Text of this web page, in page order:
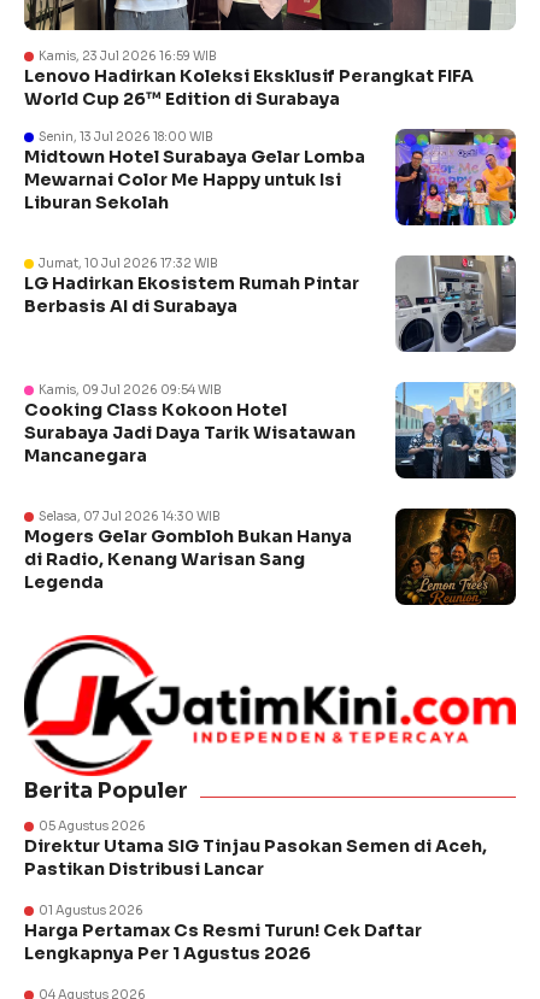
Kamis, 23 Jul 2026 16:59 WIB
Lenovo Hadirkan Koleksi Eksklusif Perangkat FIFA
World Cup 26™ Edition di Surabaya
Senin, 13 Jul 2026 18:00 WIB
Midtown Hotel Surabaya Gelar Lomba
Mewarnai Color Me Happy untuk Isi
Liburan Sekolah
Jumat, 10 Jul 2026 17:32 WIB
LG Hadirkan Ekosistem Rumah Pintar
Berbasis AI di Surabaya
Kamis, 09 Jul 2026 09:54 WIB
Cooking Class Kokoon Hotel
Surabaya Jadi Daya Tarik Wisatawan
Mancanegara
Selasa, 07 Jul 2026 14:30 WIB
Mogers Gelar Gombloh Bukan Hanya
di Radio, Kenang Warisan Sang
Legenda
Berita Populer
05 Agustus 2026
Direktur Utama SIG Tinjau Pasokan Semen di Aceh,
Pastikan Distribusi Lancar
01 Agustus 2026
Harga Pertamax Cs Resmi Turun! Cek Daftar
Lengkapnya Per 1 Agustus 2026
04 Agustus 2026